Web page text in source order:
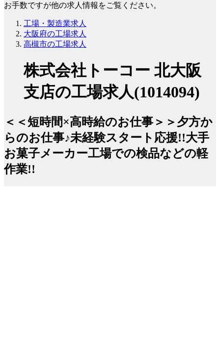
お手数ですが他の求人情報をご覧ください。
工場・製造業求人
大阪府の工場求人
高槻市の工場求人
株式会社トーコー 北大阪
支店の工場求人(1014094)
＜＜短時間×高時給のお仕事＞＞夕方か
らのお仕事♪未経験スタート応援!!大手
お菓子メーカー工場での検品などの軽
作業!!